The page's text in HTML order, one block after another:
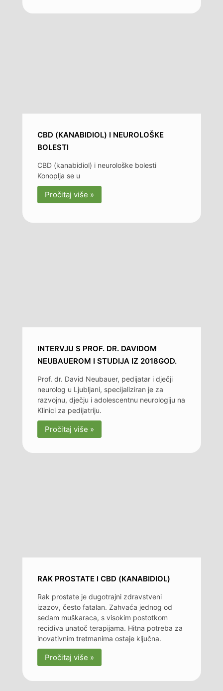
CBD (KANABIDIOL) I NEUROLOŠKE
BOLESTI
CBD (kanabidiol) i neurološke bolesti
Konoplja se u
Pročitaj više »
INTERVJU S PROF. DR. DAVIDOM
NEUBAUEROM I STUDIJA IZ 2018GOD.
Prof. dr. David Neubauer, pedijatar i dječji
neurolog u Ljubljani, specijaliziran je za
razvojnu, dječju i adolescentnu neurologiju na
Klinici za pedijatriju.
Pročitaj više »
RAK PROSTATE I CBD (KANABIDIOL)
Rak prostate je dugotrajni zdravstveni
izazov, često fatalan. Zahvaća jednog od
sedam muškaraca, s visokim postotkom
recidiva unatoč terapijama. Hitna potreba za
inovativnim tretmanima ostaje ključna.
Pročitaj više »